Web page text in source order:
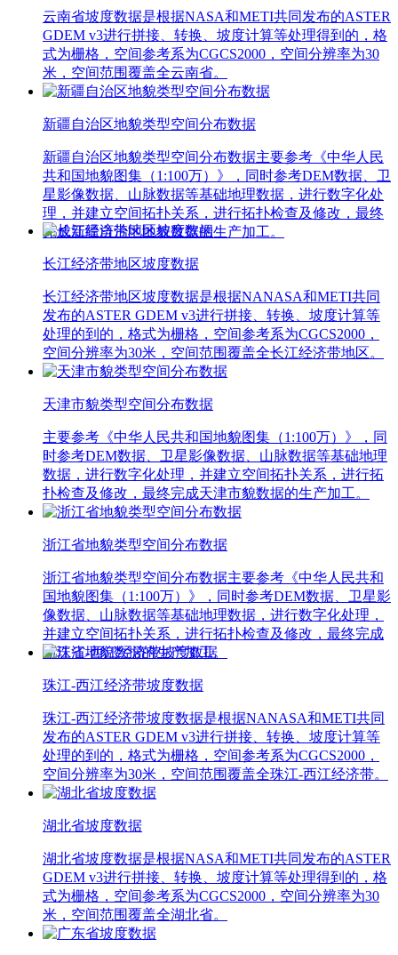
云南省坡度数据是根据NASA和METI共同发布的ASTER
GDEM v3进行拼接、转换、坡度计算等处理得到的，格
式为栅格，空间参考系为CGCS2000，空间分辨率为30
米，空间范围覆盖全云南省。
新疆自治区地貌类型空间分布数据
新疆自治区地貌类型空间分布数据主要参考《中华人民
共和国地貌图集（1:100万）》，同时参考DEM数据、卫
星影像数据、山脉数据等基础地理数据，进行数字化处
理，并建立空间拓扑关系，进行拓扑检查及修改，最终
完成新疆自治区地貌数据的生产加工。
长江经济带地区坡度数据
长江经济带地区坡度数据是根据NANASA和METI共同
发布的ASTER GDEM v3进行拼接、转换、坡度计算等
处理的到的，格式为栅格，空间参考系为CGCS2000，
空间分辨率为30米，空间范围覆盖全长江经济带地区。
天津市貌类型空间分布数据
主要参考《中华人民共和国地貌图集（1:100万）》，同
时参考DEM数据、卫星影像数据、山脉数据等基础地理
数据，进行数字化处理，并建立空间拓扑关系，进行拓
扑检查及修改，最终完成天津市貌数据的生产加工。
浙江省地貌类型空间分布数据
浙江省地貌类型空间分布数据主要参考《中华人民共和
国地貌图集（1:100万）》，同时参考DEM数据、卫星影
像数据、山脉数据等基础地理数据，进行数字化处理，
并建立空间拓扑关系，进行拓扑检查及修改，最终完成
浙江省地貌数据的生产加工。
珠江-西江经济带坡度数据
珠江-西江经济带坡度数据是根据NANASA和METI共同
发布的ASTER GDEM v3进行拼接、转换、坡度计算等
处理的到的，格式为栅格，空间参考系为CGCS2000，
空间分辨率为30米，空间范围覆盖全珠江-西江经济带。
湖北省坡度数据
湖北省坡度数据是根据NASA和METI共同发布的ASTER
GDEM v3进行拼接、转换、坡度计算等处理得到的，格
式为栅格，空间参考系为CGCS2000，空间分辨率为30
米，空间范围覆盖全湖北省。